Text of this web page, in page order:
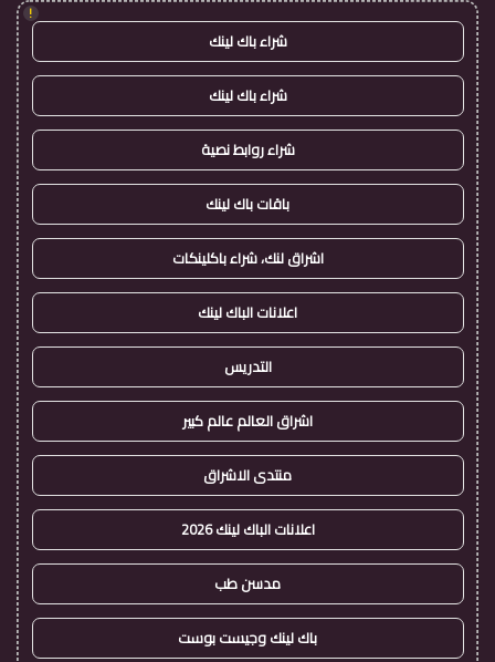
!
شراء باك لينك
شراء باك لينك
شراء روابط نصية
باقات باك لينك
اشراق لنك، شراء باكلينكات
اعلانات الباك لينك
التدريس
اشراق العالم عالم كبير
منتدى الاشراق
اعلانات الباك لينك 2026
مدسن طب
باك لينك وجيست بوست